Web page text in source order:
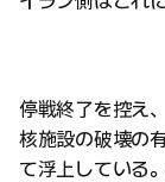
停戦終了を控え、
核施設の破壊の
て浮上している。